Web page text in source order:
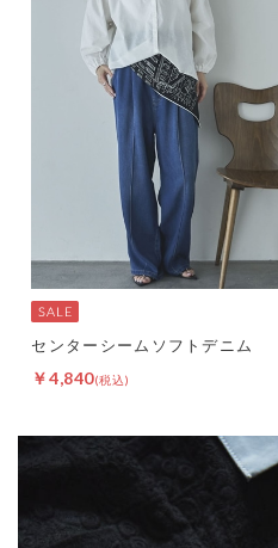
センターシームソフトデニム
￥4,840